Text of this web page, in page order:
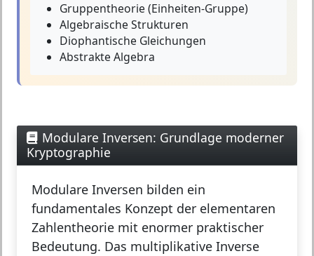
Gruppentheorie (Einheiten-Gruppe)
Algebraische Strukturen
Diophantische Gleichungen
Abstrakte Algebra
Modulare Inversen: Grundlage moderner
Kryptographie
Modulare Inversen bilden ein
fundamentales Konzept der elementaren
Zahlentheorie mit enormer praktischer
Bedeutung. Das multiplikative Inverse